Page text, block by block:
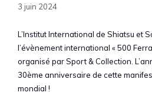
3 juin 2024
L’Institut International de Shiatsu et
l’évènement international « 500
organisé par Sport & Collection.
30ème anniversaire de cette
mondial !